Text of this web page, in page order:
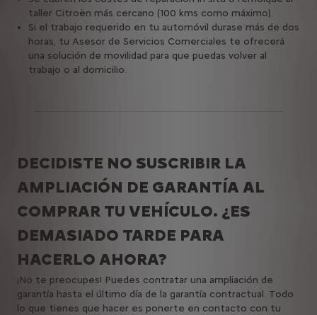
taller Citroën más cercano (100 kms como máximo).
Si el trabajo requerido en tu automóvil durase más de dos
horas, tu Asesor de Servicios Comerciales te ofrecerá
una solución de movilidad para que puedas volver al
trabajo o al domicilio.
DECIDISTE NO SUSCRIBIR LA
AMPLIACIÓN DE GARANTÍA AL
COMPRAR TU VEHÍCULO. ¿ES
DEMASIADO TARDE PARA
HACERLO AHORA?
¡No te preocupes! Puedes contratar una ampliación de
garantía hasta el último día de la garantía contractual. Todo
lo que tienes que hacer es ponerte en contacto con tu